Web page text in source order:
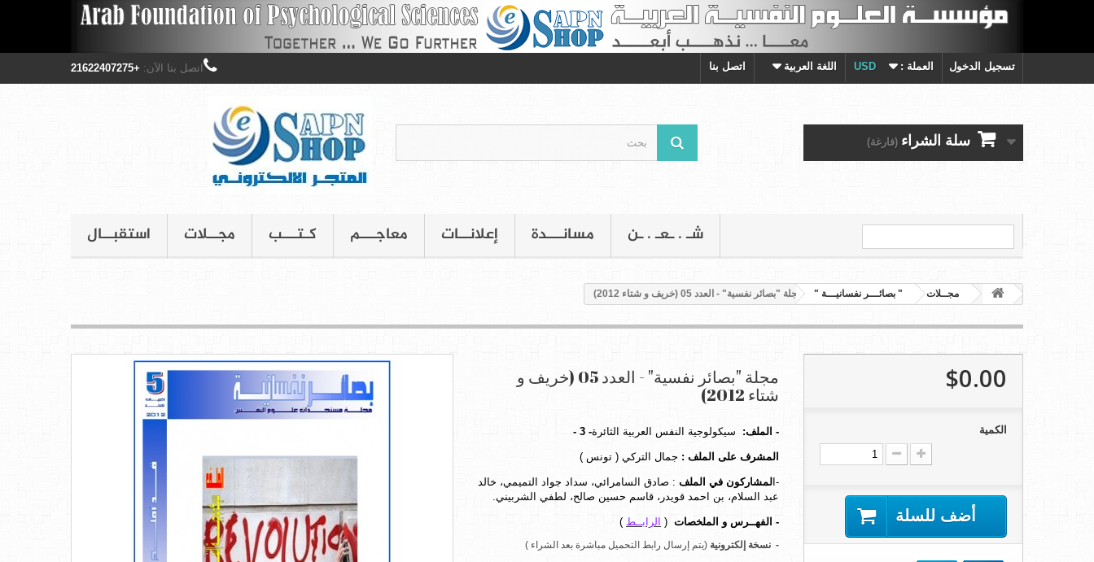
تسجيل الدخول العملة : USD اللغة العربية اتصل بنا اتصل بنا الآن: +21622407275
سلة الشراء (فارغة)
استقبــال مجــلات كـتـــب معاجـــم إعلانــات مسانـــدة شـ . ـعـ . ـن
مجــلات " بصائـــر نفسانيـــة " مجلة "بصائر نفسية" - العدد 05 (خريف و شتاء 2012)
مجلة "بصائر نفسية" - العدد 05 (خريف و
شتاء 2012)
- الملف: سيكولوجية النفس العربية الثائرة- 3 -
المشرف على الملف : جمال التركي ( تونس )
-المشاركون في الملف : صادق السامرائي، سداد جواد التميمي، خالد
عبد السلام، بن احمد قويدر، قاسم حسين صالح، لطفي الشربيني.
- الفهــرس و الملخصات ( الرابــط )
-نسخة إلكترونية (يتم إرسال رابط التحميل مباشرة بعد الشراء )
$0.00
الكمية
أضف للسلة